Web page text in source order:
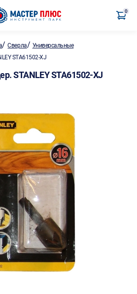
0
/Сверла/ Универсальные
STA61502-XJ
STANLEY STA61502-XJ